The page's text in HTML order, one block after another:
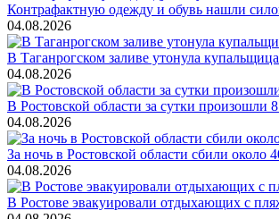
Контрафактную одежду и обувь нашли
04.08.2026
В Таганрогском заливе утонула купальщица
04.08.2026
В Ростовской области за сутки
04.08.2026
За ночь в Ростовской области сбили
04.08.2026
В Ростове эвакуировали отдыхающих с